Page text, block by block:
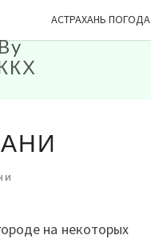
АСТРАХАНЬ ПОГОДА
на некоторых